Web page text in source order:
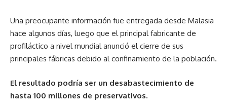
Una preocupante información fue entregada desde Malasia
hace algunos días, luego que el principal fabricante de
profiláctico a nivel mundial anunció el cierre de sus
principales fábricas debido al confinamiento de la población.
El resultado podría ser un desabastecimiento de
hasta 100 millones de preservativos.